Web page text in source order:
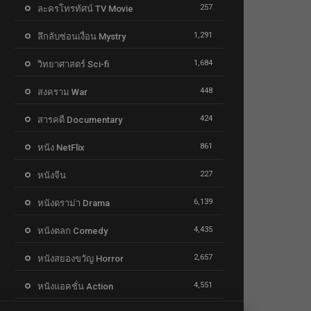
ละครโทรทัศน์ TV Movie 257
ลึกลับซ่อนเงื่อน Mystry 1,291
วิทยาศาสตร์ Sci-fi 1,684
สงคราม War 448
สารคดี Documentary 424
หนัง NetFlix 861
หนังจีน 227
หนังดราม่า Drama 6,139
หนังตลก Comedy 4,435
หนังสยองขวัญ Horror 2,657
หนังแอคชั่น Action 4,551